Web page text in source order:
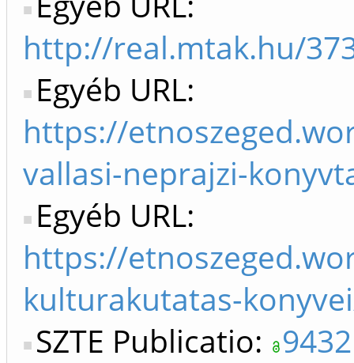
http://real.mtak.hu/
Egyéb URL:
https://
vallasi-neprajzi-
Egyéb URL:
https://
kulturakutatas-
SZTE Publicatio: 9432